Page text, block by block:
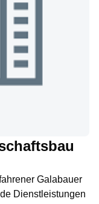
Galabauer
Dienstleistungen